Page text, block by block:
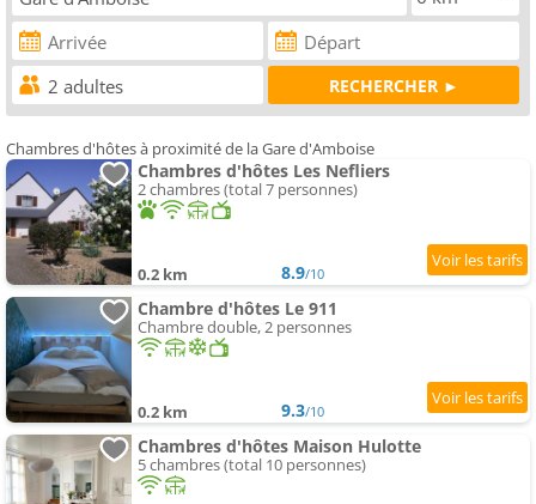
Chambres d'hôtes à proximité de la Gare d'Amboise
Chambres d'hôtes Les Nefliers
2 chambres (total 7 personnes)
0.2 km 8.9/10
Chambre d'hôtes Le 911
Chambre double, 2 personnes
0.2 km 9.3/10
Chambres d'hôtes Maison Hulotte
5 chambres (total 10 personnes)